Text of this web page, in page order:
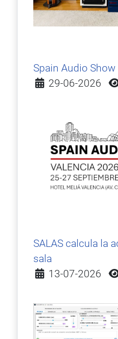
Spain Audio Show
Detalles
29-06-2026
SALAS calcula la
sala
Detalles
13-07-2026